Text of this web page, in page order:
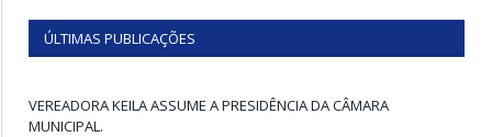
ÚLTIMAS PUBLICAÇÕES
VEREADORA KEILA ASSUME A PRESIDÊNCIA DA CÂMARA
MUNICIPAL.